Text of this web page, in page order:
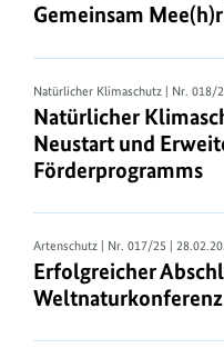
Gemeinsam
Natürlicher Klimaschutz | Nr. 018/
Natürlicher
Neustart und
Förderprogramms
Artenschutz | Nr. 017/25 |
Erfolgreicher
Weltnaturkonferenz